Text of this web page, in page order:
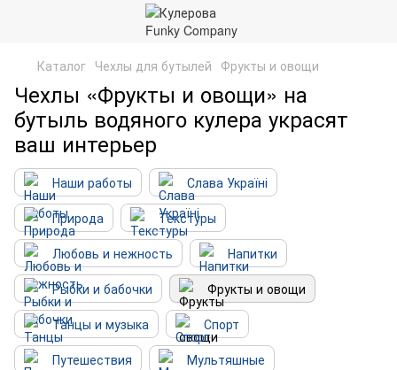
Каталог Чехлы для бутылей Фрукты и овощи
Чехлы «Фрукты и овощи» на
бутыль водяного кулера украсят
ваш интерьер
Наши работы
Слава Україні
Природа
Текстуры
Любовь и нежность
Напитки
Рыбки и бабочки
Фрукты и овощи
Танцы и музыка
Спорт
Путешествия
Мультяшные